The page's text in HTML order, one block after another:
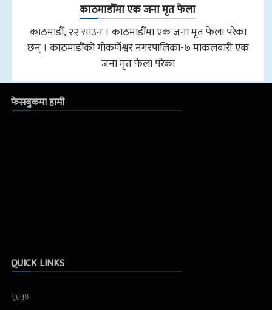
काठमाडौँमा एक जना मृत फेला
काठमाडौँ, २२ साउन । काठमाडौँमा एक जना मृत फेला परेका
छन् । काठमाडौँको गोकर्णेश्वर नगरपालिका-७ माकलबारी एक
जना मृत फेला परेका
फेसबुकमा हामी
QUICK LINKS
गृहपृष्ठ